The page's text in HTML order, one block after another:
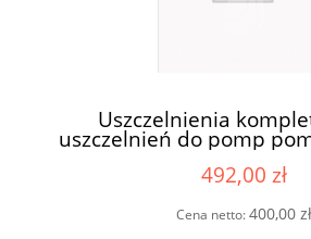
Uszczelnienia
uszczelnień do pomp
KP30-84E4-S/D
492,00 zł
Cena netto:400,00 zł